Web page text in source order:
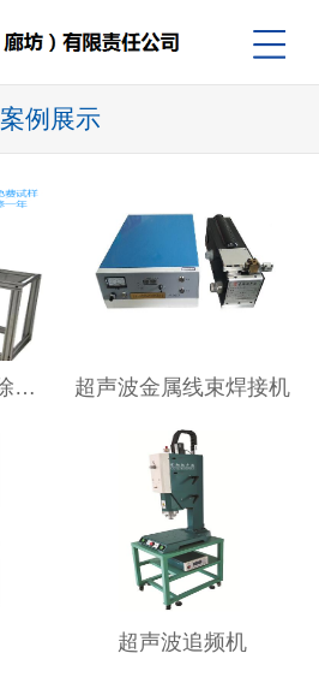
案例展示
除尘滤芯束带点焊机 除尘滤芯束带台式超声波点焊机 超声波金属线束焊接机
超声波追频机